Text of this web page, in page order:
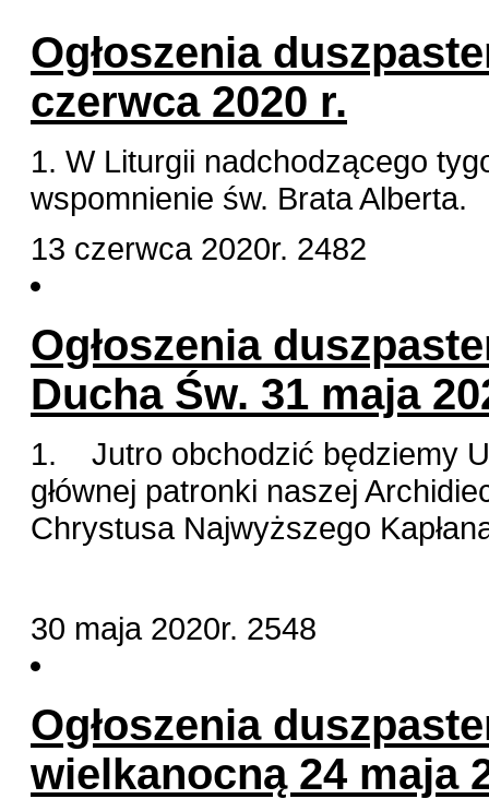
Ogłoszenia
czerwca 2020 r.
1. W Liturgii nadchodzącego
wspomnienie św. Brata Alberta.
13 czerwca 2020r. 2482
Ogłoszenia
Ducha Św. 31 maja
1. Jutro obchodzić będziemy
głównej patronki naszej
Chrystusa Najwyższego
30 maja 2020r. 2548
Ogłoszenia
wielkanocną 24 maja